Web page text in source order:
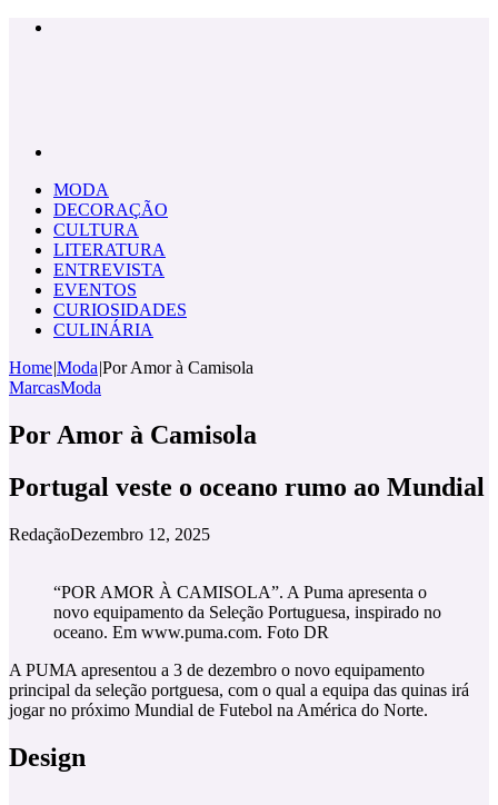
MODA
DECORAÇÃO
CULTURA
LITERATURA
ENTREVISTA
EVENTOS
CURIOSIDADES
CULINÁRIA
Home|Moda|Por Amor à Camisola
MarcasModa
Por Amor à Camisola
Portugal veste o oceano rumo ao Mundial
RedaçãoDezembro 12, 2025
“POR AMOR À CAMISOLA”. A Puma apresenta o
novo equipamento da Seleção Portuguesa, inspirado no
oceano. Em www.puma.com. Foto DR
A PUMA apresentou a 3 de dezembro o novo equipamento
principal da seleção portguesa, com o qual a equipa das quinas irá
jogar no próximo Mundial de Futebol na América do Norte.
Design